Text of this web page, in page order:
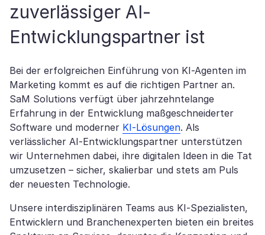
zuverlässiger AI-
Entwicklungspartner ist
Bei der erfolgreichen Einführung von KI-Agenten im
Marketing kommt es auf die richtigen Partner an.
SaM Solutions verfügt über jahrzehntelange
Erfahrung in der Entwicklung maßgeschneiderter
Software und moderner KI-Lösungen. Als
verlässlicher AI-Entwicklungspartner unterstützen
wir Unternehmen dabei, ihre digitalen Ideen in die Tat
umzusetzen – sicher, skalierbar und stets am Puls
der neuesten Technologie.
Unsere interdisziplinären Teams aus KI-Spezialisten,
Entwicklern und Branchenexperten bieten ein breites